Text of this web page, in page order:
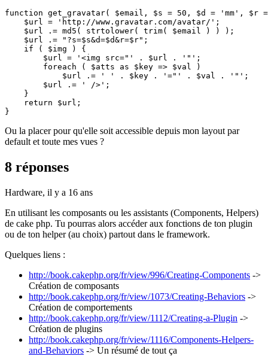
function get_gravatar( $email, $s = 50, $d = 'mm',
    $url = 'http://www.gravatar.com/avatar/';
    $url .= md5( strtolower( trim( $email ) ) );
    $url .= "?s=$s&d=$d&r=$r";
    if ( $img ) {
        $url = '<img src="' . $url . '"';
        foreach ( $atts as $key => $val )
            $url .= ' ' . $key . '="' . $val . '"';
        $url .= ' />';
    }
    return $url;
}
Ou la placer pour qu'elle soit accessible depuis mon layout par
default et toute mes vues ?
8 réponses
Hardware, il y a 16 ans
En utilisant les composants ou les assistants (Components, Helpers)
de cake php. Tu pourras alors accéder aux fonctions de ton plugin
ou de ton helper (au choix) partout dans le framework.
Quelques liens :
http://book.cakephp.org/fr/view/996/Creating-Components ->
Création de composants
http://book.cakephp.org/fr/view/1073/Creating-Behaviors ->
Création de comportements
http://book.cakephp.org/fr/view/1112/Creating-a-Plugin ->
Création de plugins
http://book.cakephp.org/fr/view/1116/Components-Helpers-
and-Behaviors -> Un résumé de tout ça